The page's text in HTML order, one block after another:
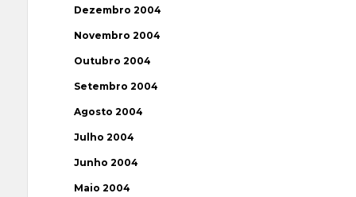
Dezembro 2004
Novembro 2004
Outubro 2004
Setembro 2004
Agosto 2004
Julho 2004
Junho 2004
Maio 2004